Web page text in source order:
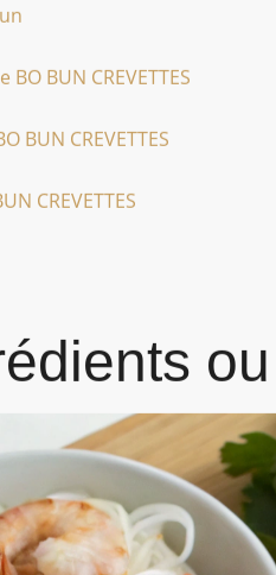
BUN CREVETTES
BUN CREVETTES
CREVETTES